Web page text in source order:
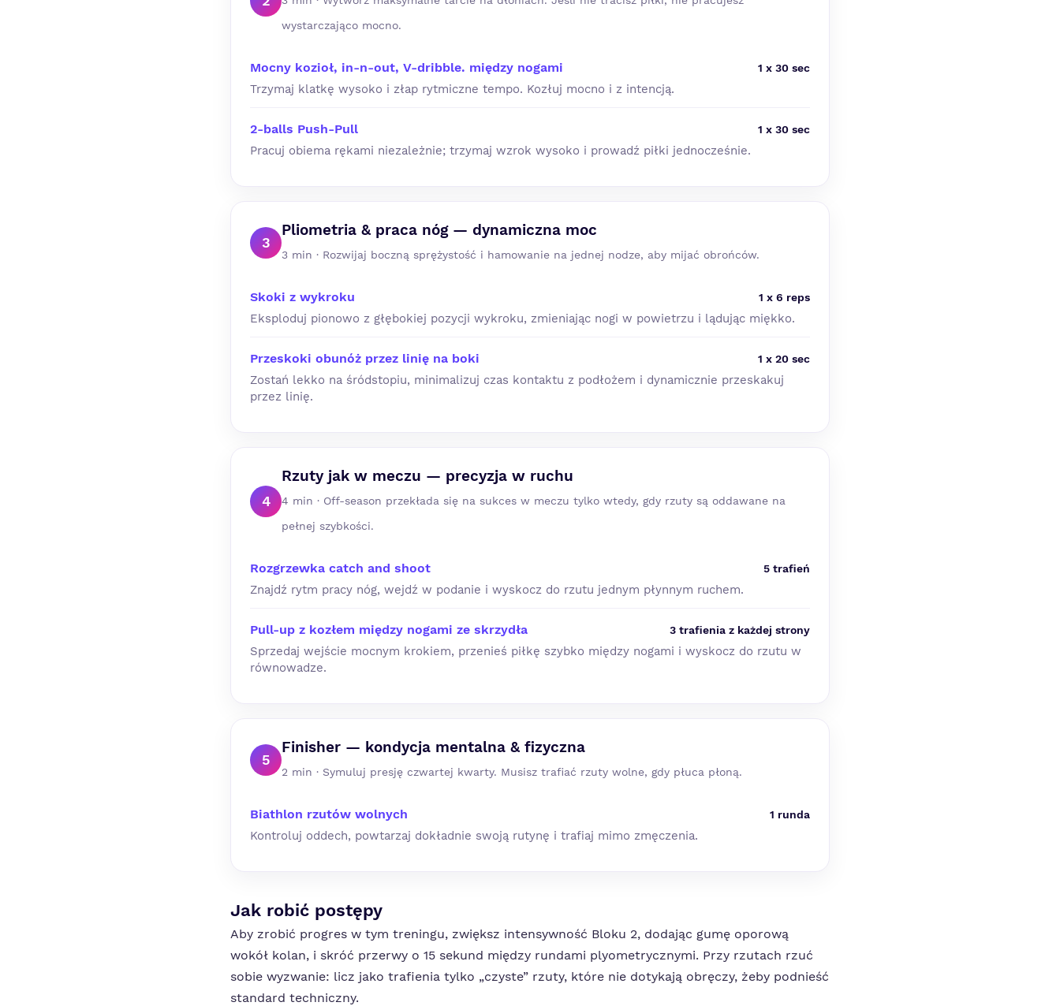
wystarczająco mocno.
Mocny kozioł, in-n-out, V-dribble. między nogami 1 x 30 sec
Trzymaj klatkę wysoko i złap rytmiczne tempo. Kozłuj mocno i z intencją.
2-balls Push-Pull 1 x 30 sec
Pracuj obiema rękami niezależnie; trzymaj wzrok wysoko i prowadź piłki jednocześnie.
3
Pliometria & praca nóg — dynamiczna moc
3 min · Rozwijaj boczną sprężystość i hamowanie na jednej nodze, aby mijać obrońców.
Skoki z wykroku 1 x 6 reps
Eksploduj pionowo z głębokiej pozycji wykroku, zmieniając nogi w powietrzu i lądując miękko.
Przeskoki obunóż przez linię na boki 1 x 20 sec
Zostań lekko na śródstopiu, minimalizuj czas kontaktu z podłożem i dynamicznie przeskakuj
przez linię.
4
Rzuty jak w meczu — precyzja w ruchu
4 min · Off-season przekłada się na sukces w meczu tylko wtedy, gdy rzuty są oddawane na
pełnej szybkości.
Rozgrzewka catch and shoot 5 trafień
Znajdź rytm pracy nóg, wejdź w podanie i wyskocz do rzutu jednym płynnym ruchem.
Pull-up z kozłem między nogami ze skrzydła 3 trafienia z każdej strony
Sprzedaj wejście mocnym krokiem, przenieś piłkę szybko między nogami i wyskocz do rzutu w
równowadze.
5
Finisher — kondycja mentalna & fizyczna
2 min · Symuluj presję czwartej kwarty. Musisz trafiać rzuty wolne, gdy płuca płoną.
Biathlon rzutów wolnych 1 runda
Kontroluj oddech, powtarzaj dokładnie swoją rutynę i trafiaj mimo zmęczenia.
Jak robić postępy
Aby zrobić progres w tym treningu, zwiększ intensywność Bloku 2, dodając gumę oporową
wokół kolan, i skróć przerwy o 15 sekund między rundami plyometrycznymi. Przy rzutach rzuć
sobie wyzwanie: licz jako trafienia tylko „czyste” rzuty, które nie dotykają obręczy, żeby podnieść
standard techniczny.